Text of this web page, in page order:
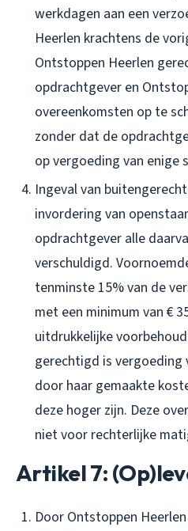
werkdagen aan een
Heerlen krachtens de
Ontstoppen Heerlen
opdrachtgever en
overeenkomsten op te
zonder dat de
op vergoeding van enige
Ingeval van
invordering van
opdrachtgever alle
verschuldigd.
tenminste 15% van de
met een minimum van €
uitdrukkelijke
gerechtigd is vergoeding
door haar gemaakte
deze hoger zijn. Deze
niet voor rechterlijke
Artikel 7:
Door Ontstoppen